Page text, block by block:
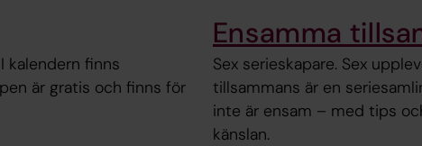
kalendern finns
är gratis och finns för
Ensamma
Sex serieskapare. Sex
tillsammans är en
inte är ensam – med tips
känslan.